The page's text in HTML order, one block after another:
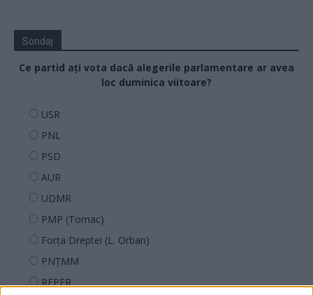
Sondaj
Ce partid ați vota dacă alegerile parlamentare ar avea
loc duminica viitoare?
USR
PNL
PSD
AUR
UDMR
PMP (Tomac)
Forța Dreptei (L. Orban)
PNȚMM
REPER